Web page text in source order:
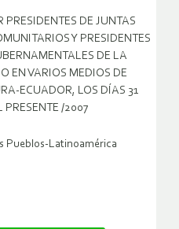
DE JUNTAS
Y PRESIDENTES
DE LA
EN VARIOS MEDIOS DE
ECUADOR, LOS DÍAS 31
PRESENTE /2007
Pueblos-Latinoamérica